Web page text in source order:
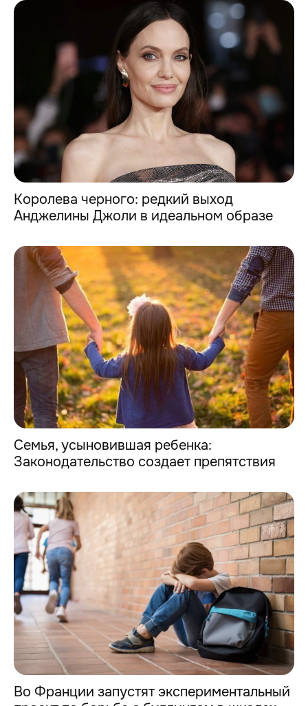
Королева черного: редкий выход
Анджелины Джоли в идеальном образе
Семья, усыновившая ребенка:
Законодательство создает препятствия
Во Франции запустят экспериментальный